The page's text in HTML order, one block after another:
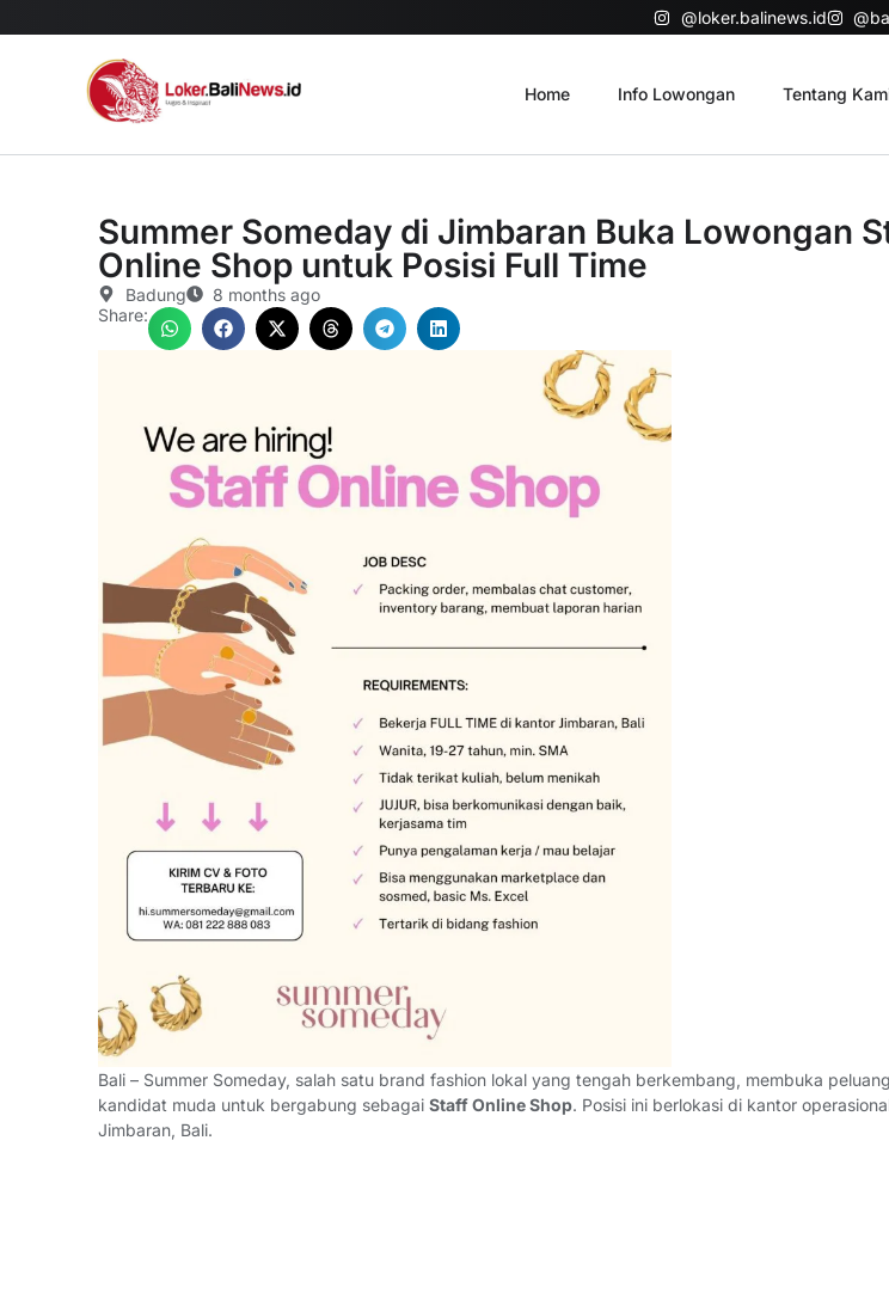
@loker.balinews.id
Home Info Lowongan Tentang
Summer Someday di Jimbaran Buka Lowongan
Online Shop untuk Posisi Full Time
Badung
8 months ago
Share:
Bali – Summer Someday, salah satu brand fashion lokal yang tengah berkembang, membuka
kandidat muda untuk bergabung sebagai Staff Online Shop. Posisi ini berlokasi di kantor
Jimbaran, Bali.